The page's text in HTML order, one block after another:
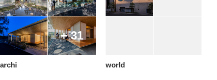
+ 31
archi world